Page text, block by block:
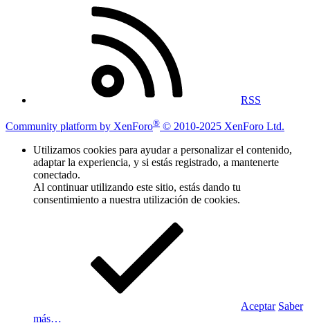
RSS
Community platform by XenForo® © 2010-2025 XenForo Ltd.
Utilizamos cookies para ayudar a personalizar el contenido,
adaptar la experiencia, y si estás registrado, a mantenerte
conectado.
Al continuar utilizando este sitio, estás dando tu
consentimiento a nuestra utilización de cookies.
Aceptar Saber
más…